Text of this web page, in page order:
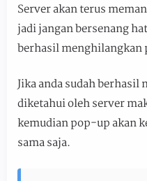
Server akan terus
jadi jangan bersenang
berhasil menghilangkan
Jika anda sudah
diketahui oleh server
kemudian pop-up akan
sama saja.